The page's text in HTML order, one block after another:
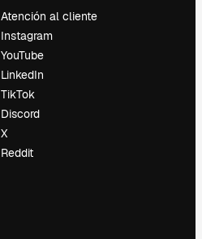
Atención al cliente
Instagram
YouTube
LinkedIn
TikTok
Discord
X
Reddit